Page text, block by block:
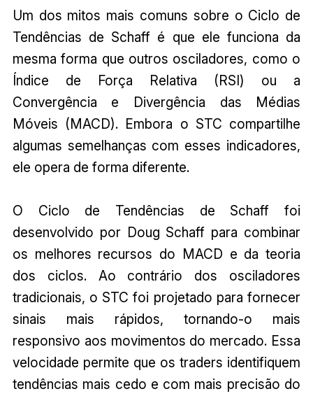
Um dos mitos mais comuns sobre o Ciclo de
Tendências de Schaff é que ele funciona da
mesma forma que outros osciladores, como o
Índice de Força Relativa (RSI) ou a
Convergência e Divergência das Médias
Móveis (MACD). Embora o STC compartilhe
algumas semelhanças com esses indicadores,
ele opera de forma diferente.
O Ciclo de Tendências de Schaff foi
desenvolvido por Doug Schaff para combinar
os melhores recursos do MACD e da teoria
dos ciclos. Ao contrário dos osciladores
tradicionais, o STC foi projetado para fornecer
sinais mais rápidos, tornando-o mais
responsivo aos movimentos do mercado. Essa
velocidade permite que os traders identifiquem
tendências mais cedo e com mais precisão do